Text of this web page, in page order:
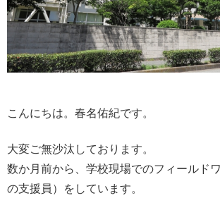
こんにちは。春名佑紀です。
大変ご無沙汰しております。
数か月前から、学校現場でのフィールド
の支援員）をしています。